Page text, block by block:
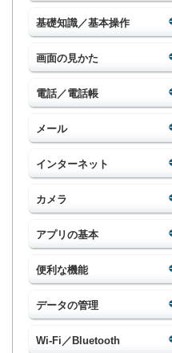
基礎知識／基本操作
画面の見かた
電話／電話帳
メール
インターネット
カメラ
アプリの基本
便利な機能
データの管理
Wi-Fi／Bluetooth